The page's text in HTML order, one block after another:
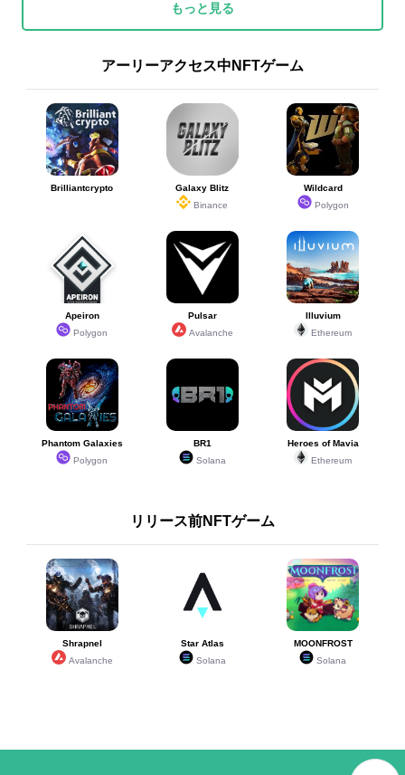
もっと見る
アーリーアクセス中NFTゲーム
Brilliantcrypto
Galaxy Blitz
Binance
Wildcard
Polygon
Apeiron
Polygon
Pulsar
Avalanche
Illuvium
Ethereum
Phantom Galaxies
Polygon
BR1
Solana
Heroes of Mavia
Ethereum
リリース前NFTゲーム
Shrapnel
Avalanche
Star Atlas
Solana
MOONFROST
Solana